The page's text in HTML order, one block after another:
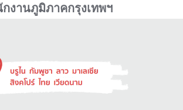
งานภูมิภาคกรุงเทพฯ